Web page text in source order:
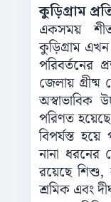
কুড়িগ্রাম
একসময়
কুড়িগ্রাম
পরিবর্তনের
জেলায় গ্রীষ্ম
অস্বাভাবিক
পরিণত
বিপর্যস্ত
নানা ধরনের
রয়েছে শিশু,
শ্রমিক এবং